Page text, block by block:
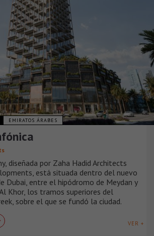
EMIRATOS ÁRABES
diseñada por Zaha Hadid Architects
está situada dentro del nuevo
Dubai, entre el hipódromo de Meydan y
Khor, los tramos superiores del
sobre el que se fundó la ciudad.
VER +